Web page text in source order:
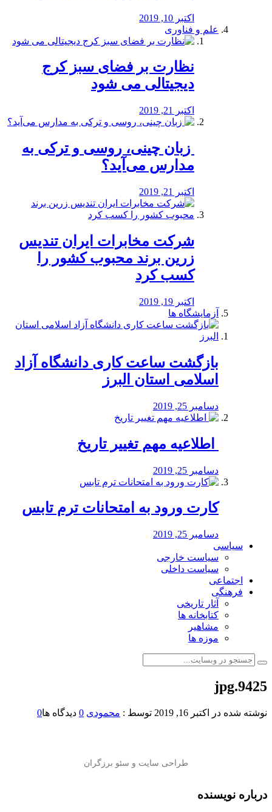
اکتبر 10, 2019
علم و فناوری
نظارت بر فضای سبز کرج
دیجیتالی می شود
اکتبر 21, 2019
️ زبان چینی، روسی و ترکی به
مدارس می‌آید؟
اکتبر 21, 2019
شرکت مخابرات ایران تندیس
زرین برند محبوب کشور را
کسب کرد
اکتبر 19, 2019
آزمایشگاه ها
بازگشت ساعت کاری دانشگاه آزاد
اسلامی استان البرز
دسامبر 25, 2019
️ اطلاعیه مهم تغییر تاریخ
دسامبر 25, 2019
کارت ورود به امتحانات ترم تابس
دسامبر 25, 2019
سیاسی
سیاست خارجی
سیاست داخلی
اجتماعی
فرهنگی
آثار تاریخی
کتابخانه ها
مشاهیر
موزه ها
9425.jpg
نوشته شده در اکتبر 16, 2019 توسط : محمودی 0 دیدگاه ها0
درباره نویسنده